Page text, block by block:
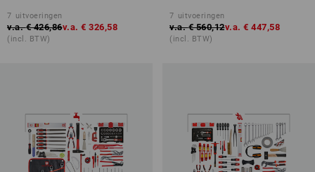
7 uitvoeringen
v.a. € 426,86v.a. € 326,58
(incl. BTW)
7 uitvoeringen
v.a. € 560,12v.a. € 447,58
(incl. BTW)